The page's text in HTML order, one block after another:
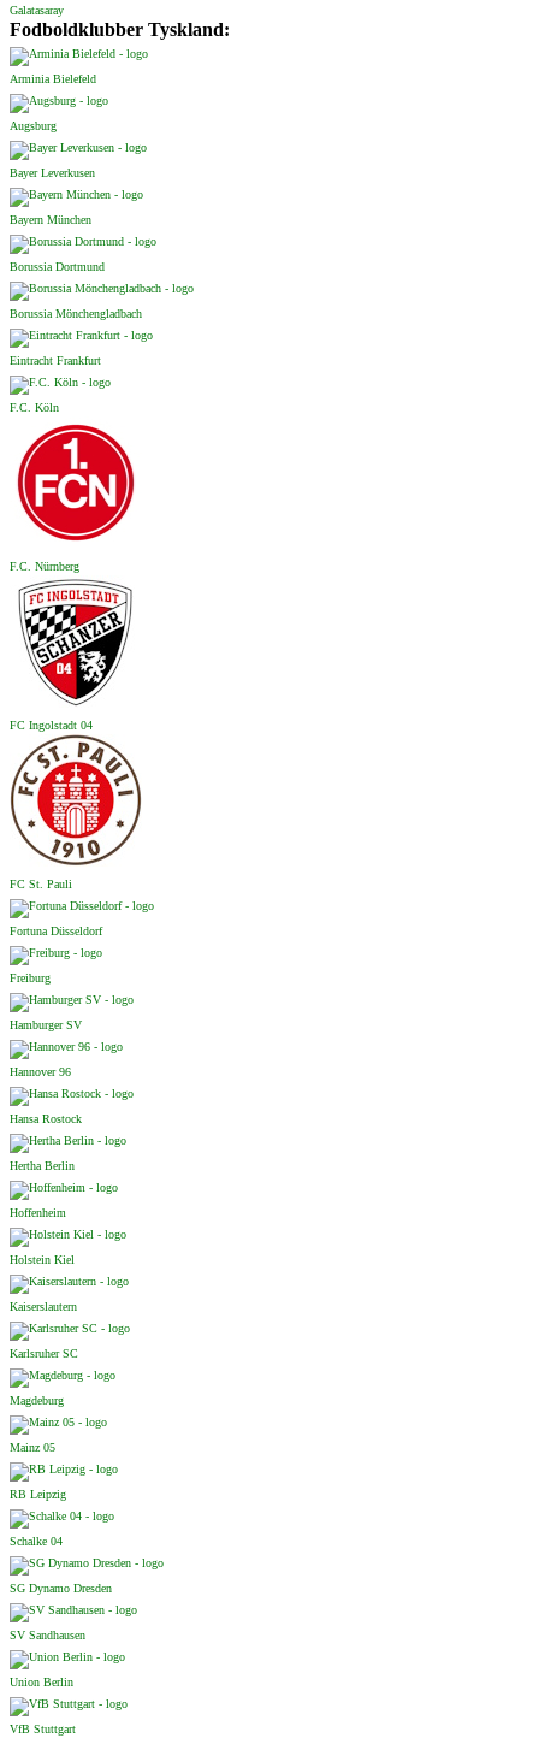
Galatasaray
Fodboldklubber Tyskland:
Arminia Bielefeld
Augsburg
Bayer Leverkusen
Bayern München
Borussia Dortmund
Borussia Mönchengladbach
Eintracht Frankfurt
F.C. Köln
F.C. Nürnberg
FC Ingolstadt 04
FC St. Pauli
Fortuna Düsseldorf
Freiburg
Hamburger SV
Hannover 96
Hansa Rostock
Hertha Berlin
Hoffenheim
Holstein Kiel
Kaiserslautern
Karlsruher SC
Magdeburg
Mainz 05
RB Leipzig
Schalke 04
SG Dynamo Dresden
SV Sandhausen
Union Berlin
VfB Stuttgart